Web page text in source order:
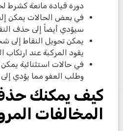
دورة قيادة مانعة كشرط
في بعض الحالات يمكن
سيؤدي أيضاً إلى حذف
يمكن تحويل النقاط إلى
يقود المركبة عند ارتكاب
في حالات استثنائية يمكن
وطلب العفو مما يؤدي
كيف يمكنك
المخالفات